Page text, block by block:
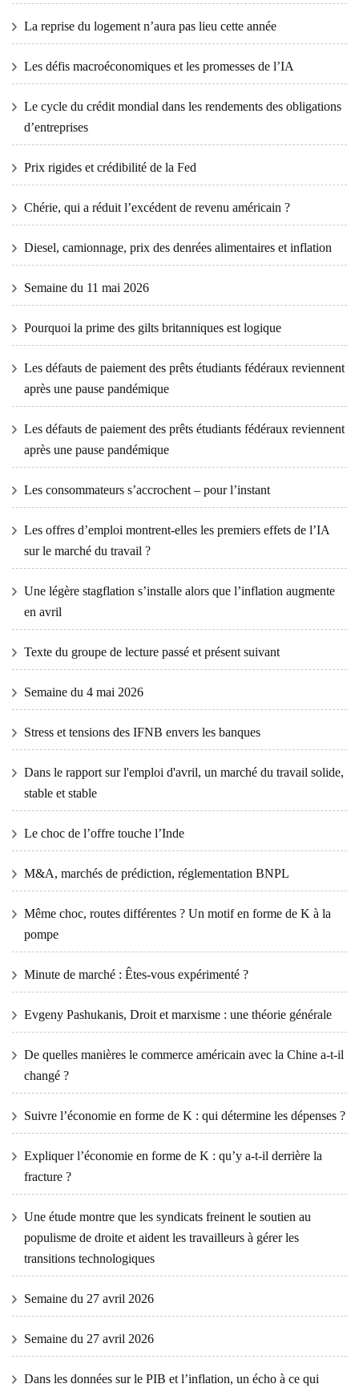
La reprise du logement n’aura pas lieu cette année
Les défis macroéconomiques et les promesses de l’IA
Le cycle du crédit mondial dans les rendements des obligations
d’entreprises
Prix ​​​​rigides et crédibilité de la Fed
Chérie, qui a réduit l’excédent de revenu américain ?
Diesel, camionnage, prix des denrées alimentaires et inflation
Semaine du 11 mai 2026
Pourquoi la prime des gilts britanniques est logique
Les défauts de paiement des prêts étudiants fédéraux reviennent
après une pause pandémique
Les défauts de paiement des prêts étudiants fédéraux reviennent
après une pause pandémique
Les consommateurs s’accrochent – ​​pour l’instant
Les offres d’emploi montrent-elles les premiers effets de l’IA
sur le marché du travail ?
Une légère stagflation s’installe alors que l’inflation augmente
en avril
Texte du groupe de lecture passé et présent suivant
Semaine du 4 mai 2026
Stress et tensions des IFNB envers les banques
Dans le rapport sur l'emploi d'avril, un marché du travail solide,
stable et stable
Le choc de l’offre touche l’Inde
M&A, marchés de prédiction, réglementation BNPL
Même choc, routes différentes ? Un motif en forme de K à la
pompe
Minute de marché : Êtes-vous expérimenté ?
Evgeny Pashukanis, Droit et marxisme : une théorie générale
De quelles manières le commerce américain avec la Chine a-t-il
changé ?
Suivre l’économie en forme de K : qui détermine les dépenses ?
Expliquer l’économie en forme de K : qu’y a-t-il derrière la
fracture ?
Une étude montre que les syndicats freinent le soutien au
populisme de droite et aident les travailleurs à gérer les
transitions technologiques
Semaine du 27 avril 2026
Semaine du 27 avril 2026
Dans les données sur le PIB et l’inflation, un écho à ce qui